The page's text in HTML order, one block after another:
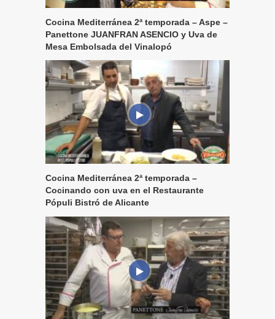
Cocina Mediterránea 2ª temporada – Aspe –
Panettone JUANFRAN ASENCIO y Uva de
Mesa Embolsada del Vinalopó
Cocina Mediterránea 2ª temporada –
Cocinando con uva en el Restaurante
Pópuli Bistró de Alicante